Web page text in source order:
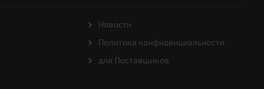
Новости
Политика конфиденциальности
для Поставщиков